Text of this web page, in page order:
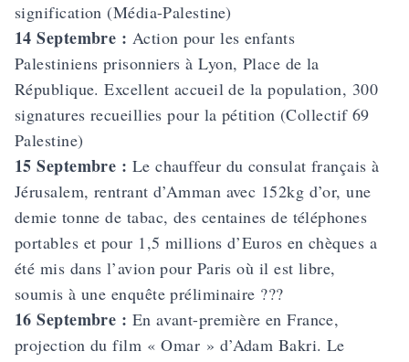
signification (Média-Palestine)
14 Septembre : Action pour les enfants
Palestiniens prisonniers à Lyon, Place de la
République. Excellent accueil de la population, 300
signatures recueillies pour la pétition (Collectif 69
Palestine)
15 Septembre : Le chauffeur du consulat français à
Jérusalem, rentrant d’Amman avec 152kg d’or, une
demie tonne de tabac, des centaines de téléphones
portables et pour 1,5 millions d’Euros en chèques a
été mis dans l’avion pour Paris où il est libre,
soumis à une enquête préliminaire ???
16 Septembre : En avant-première en France,
projection du film « Omar » d’Adam Bakri. Le